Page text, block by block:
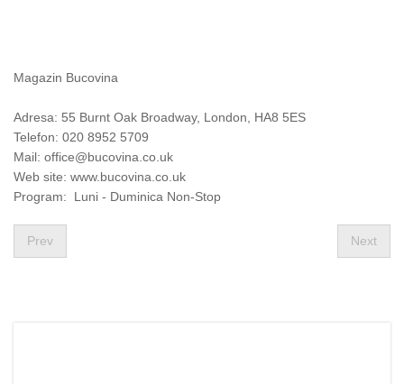
Magazin Bucovina
Adresa: 55 Burnt Oak Broadway, London, HA8 5ES
Telefon: 020 8952 5709
Mail: office@bucovina.co.uk
Web site: www.bucovina.co.uk
Program: Luni - Duminica Non-Stop
Prev Next